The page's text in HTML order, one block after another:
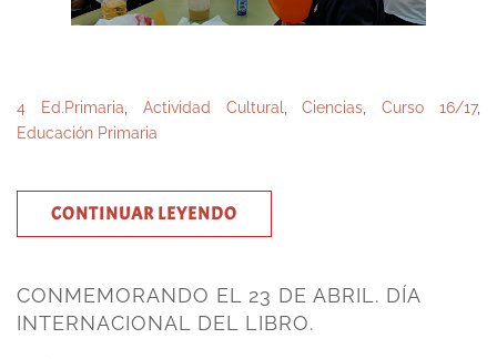
4 Ed.Primaria, Actividad Cultural,Ciencias,Curso 16/17,
Educación Primaria
CONTINUAR LEYENDO
CONMEMORANDO EL 23 DE ABRIL. DÍA
INTERNACIONAL DEL LIBRO.